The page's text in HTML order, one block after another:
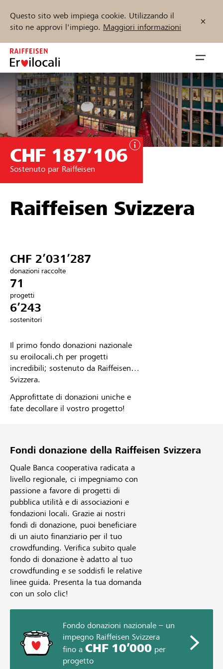
Questo sito web impiega cookie. Utilizzando il
sito ne approvi l'impiego. Maggiori informazioni
Zum
Inhalt
springen
öffnen
Sostenere
Aiuto & supporto
Collegarsi
Registrazione
Trova progetti e organizzazioni
Inizia ora
DE FR IT
CHF 187’106
Sostenuto par Raiffeisen
Raiffeisen Svizzera
CHF 2’031’287
donazioni raccolte
71
progetti
6’243
sostenitori
Il primo fondo donazioni nazionale
su eroilocali.ch per progetti
incredibili; sostenuto da Raiffeisen
Svizzera.
Approfittate di donazioni uniche e
fate decollare il vostro progetto!
Fondi donazione della Raiffeisen Svizzera
Quale Banca cooperativa radicata a
livello regionale, ci impegniamo con
passione a favore di progetti di
pubblica utilità e di associazioni e
fondazioni locali. Grazie ai nostri
fondi di donazione, puoi beneficiare
di un aiuto finanziario per il tuo
crowdfunding. Verifica subito quale
fondo di donazione è adatto al tuo
crowdfunding e se soddisfi le relative
linee guida. Presenta la tua domanda
con un solo clic!
Fondo donazioni nazionale – un
impegno Raiffeisen Svizzera
fino a CHF 10’000per
progetto